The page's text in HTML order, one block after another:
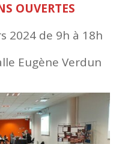
OUVERTES
2024 de 9h à 18h
Eugène Verdun